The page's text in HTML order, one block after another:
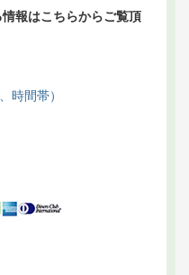
報はこちらからご覧頂
時間帯）